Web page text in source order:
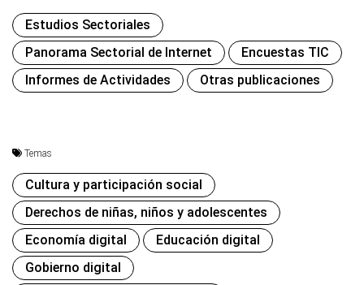
Estudios Sectoriales
Panorama Sectorial de Internet
Encuestas TIC
Informes de Actividades
Otras publicaciones
Temas
Cultura y participación social
Derechos de niñas, niños y adolescentes
Economía digital
Educación digital
Gobierno digital